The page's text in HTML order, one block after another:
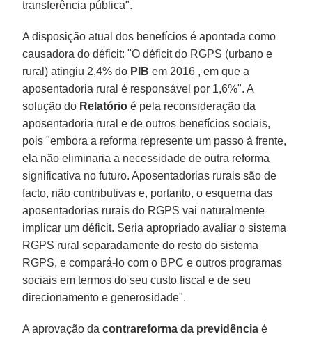
transferência pública".
A disposição atual dos benefícios é apontada como
causadora do déficit: "O déficit do RGPS (urbano e
rural) atingiu 2,4% do PIB em 2016 , em que a
aposentadoria rural é responsável por 1,6%". A
solução do Relatório é pela reconsideração da
aposentadoria rural e de outros benefícios sociais,
pois "embora a reforma represente um passo à frente,
ela não eliminaria a necessidade de outra reforma
significativa no futuro. Aposentadorias rurais são de
facto, não contributivas e, portanto, o esquema das
aposentadorias rurais do RGPS vai naturalmente
implicar um déficit. Seria apropriado avaliar o sistema
RGPS rural separadamente do resto do sistema
RGPS, e compará-lo com o BPC e outros programas
sociais em termos do seu custo fiscal e de seu
direcionamento e generosidade".
A aprovação dacontrareforma da previdência é